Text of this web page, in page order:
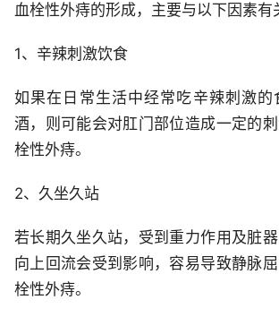
血栓性外痔的形成，主要与以下因素有
1、辛辣刺激饮食
如果在日常生活中经常吃辛辣刺激的
酒，则可能会对肛门部位造成一定的
栓性外痔。
2、久坐久站
若长期久坐久站，受到重力作用及脏
向上回流会受到影响，容易导致静脉
栓性外痔。